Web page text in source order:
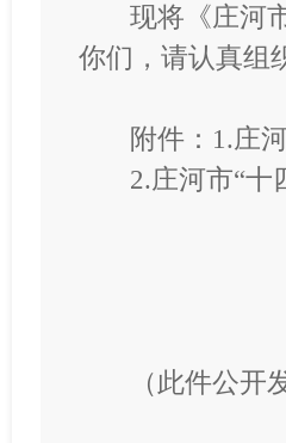
现将《庄河
你们，请认真组
附件： 1.庄
2.庄河市“十
（此件公开